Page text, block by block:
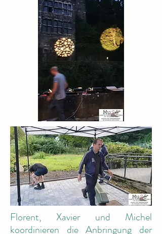
Florent, Xavier und Michel
koordinieren die Anbringung der